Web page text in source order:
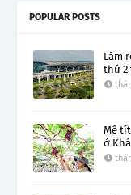
POPULAR POSTS
Làm
thứ 2
Mê
ở